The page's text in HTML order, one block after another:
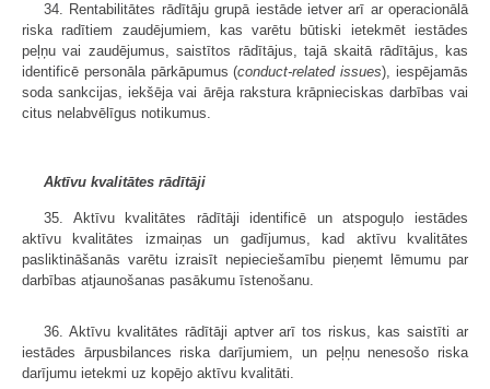
34. Rentabilitātes rādītāju grupā iestāde ietver arī ar operacionālā
riska radītiem zaudējumiem, kas varētu būtiski ietekmēt iestādes
peļņu vai zaudējumus, saistītos rādītājus, tajā skaitā rādītājus, kas
identificē personāla pārkāpumus (conduct-related issues), iespējamās
soda sankcijas, iekšēja vai ārēja rakstura krāpnieciskas darbības vai
citus nelabvēlīgus notikumus.
Aktīvu kvalitātes rādītāji
35. Aktīvu kvalitātes rādītāji identificē un atspoguļo iestādes
aktīvu kvalitātes izmaiņas un gadījumus, kad aktīvu kvalitātes
pasliktināšanās varētu izraisīt nepieciešamību pieņemt lēmumu par
darbības atjaunošanas pasākumu īstenošanu.
36. Aktīvu kvalitātes rādītāji aptver arī tos riskus, kas saistīti ar
iestādes ārpusbilances riska darījumiem, un peļņu nenesošo riska
darījumu ietekmi uz kopējo aktīvu kvalitāti.